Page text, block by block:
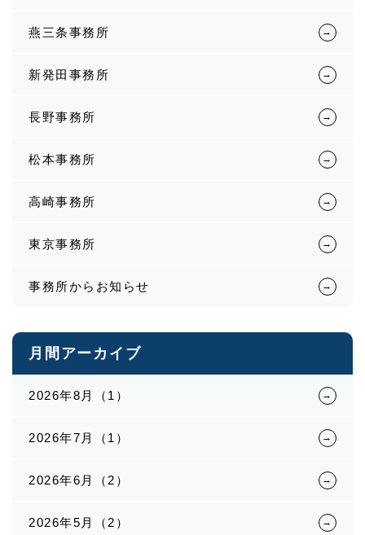
燕三条事務所
新発田事務所
長野事務所
松本事務所
高崎事務所
東京事務所
事務所からお知らせ
月間アーカイブ
2026年8月（1）
2026年7月（1）
2026年6月（2）
2026年5月（2）